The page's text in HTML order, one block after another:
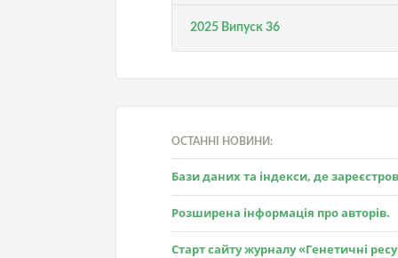
2025 Випуск 36
ОСТАННІ НОВИНИ:
Бази даних та індекси, де
Розширена інформація про авторів.
Старт сайту журналу «Генетичні